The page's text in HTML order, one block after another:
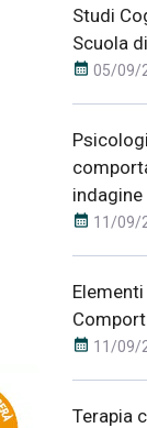
Studi
Scuola
calendar_month 05/09/
calendar_month 11/09/
calendar_month 11/09/
Terapia